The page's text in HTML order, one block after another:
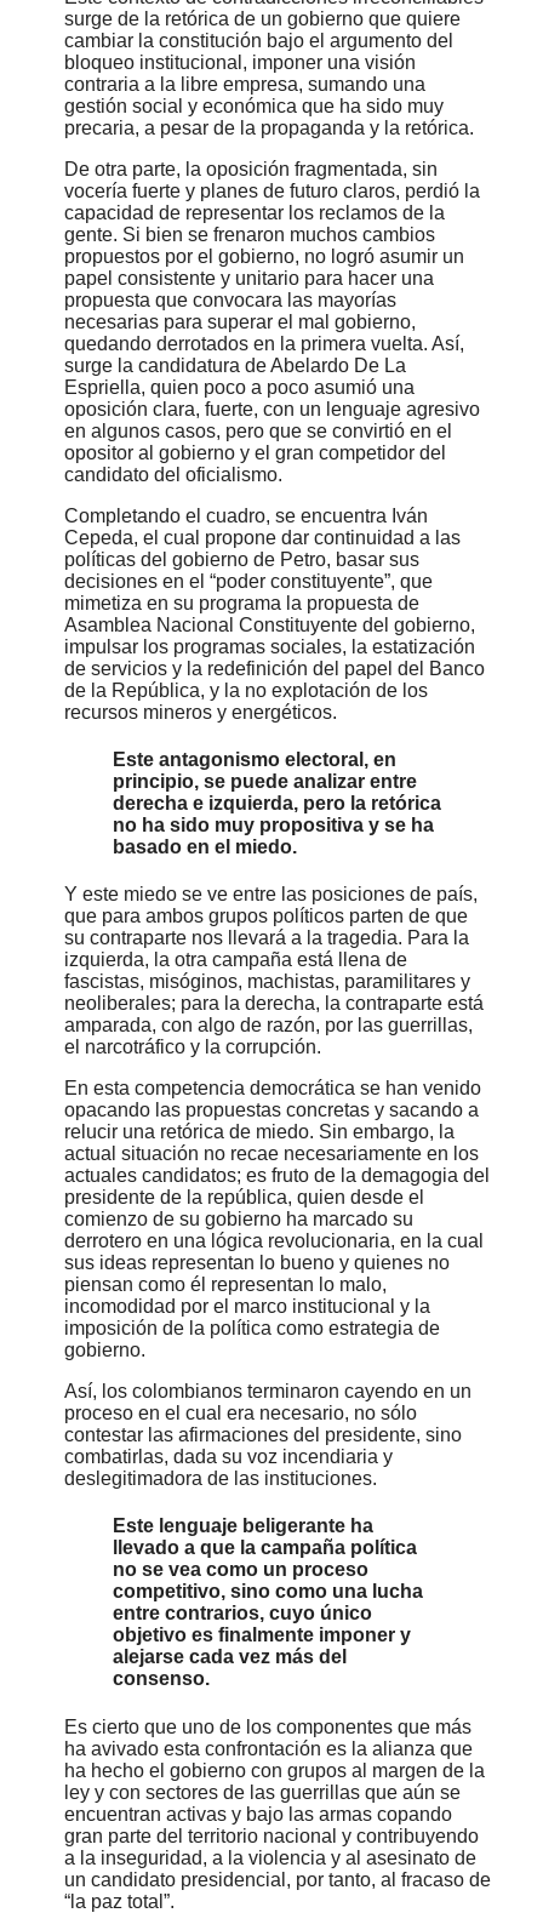
surge de la retórica de un gobierno que quiere
cambiar la constitución bajo el argumento del
bloqueo institucional, imponer una visión
contraria a la libre empresa, sumando una
gestión social y económica que ha sido muy
precaria, a pesar de la propaganda y la retórica.
De otra parte, la oposición fragmentada, sin
vocería fuerte y planes de futuro claros, perdió la
capacidad de representar los reclamos de la
gente. Si bien se frenaron muchos cambios
propuestos por el gobierno, no logró asumir un
papel consistente y unitario para hacer una
propuesta que convocara las mayorías
necesarias para superar el mal gobierno,
quedando derrotados en la primera vuelta. Así,
surge la candidatura de Abelardo De La
Espriella, quien poco a poco asumió una
oposición clara, fuerte, con un lenguaje agresivo
en algunos casos, pero que se convirtió en el
opositor al gobierno y el gran competidor del
candidato del oficialismo.
Completando el cuadro, se encuentra Iván
Cepeda, el cual propone dar continuidad a las
políticas del gobierno de Petro, basar sus
decisiones en el “poder constituyente”, que
mimetiza en su programa la propuesta de
Asamblea Nacional Constituyente del gobierno,
impulsar los programas sociales, la estatización
de servicios y la redefinición del papel del Banco
de la República, y la no explotación de los
recursos mineros y energéticos.
Este antagonismo electoral, en
principio, se puede analizar entre
derecha e izquierda, pero la retórica
no ha sido muy propositiva y se ha
basado en el miedo.
Y este miedo se ve entre las posiciones de país,
que para ambos grupos políticos parten de que
su contraparte nos llevará a la tragedia. Para la
izquierda, la otra campaña está llena de
fascistas, misóginos, machistas, paramilitares y
neoliberales; para la derecha, la contraparte está
amparada, con algo de razón, por las guerrillas,
el narcotráfico y la corrupción.
En esta competencia democrática se han venido
opacando las propuestas concretas y sacando a
relucir una retórica de miedo. Sin embargo, la
actual situación no recae necesariamente en los
actuales candidatos; es fruto de la demagogia del
presidente de la república, quien desde el
comienzo de su gobierno ha marcado su
derrotero en una lógica revolucionaria, en la cual
sus ideas representan lo bueno y quienes no
piensan como él representan lo malo,
incomodidad por el marco institucional y la
imposición de la política como estrategia de
gobierno.
Así, los colombianos terminaron cayendo en un
proceso en el cual era necesario, no sólo
contestar las afirmaciones del presidente, sino
combatirlas, dada su voz incendiaria y
deslegitimadora de las instituciones.
Este lenguaje beligerante ha
llevado a que la campaña política
no se vea como un proceso
competitivo, sino como una lucha
entre contrarios, cuyo único
objetivo es finalmente imponer y
alejarse cada vez más del
consenso.
Es cierto que uno de los componentes que más
ha avivado esta confrontación es la alianza que
ha hecho el gobierno con grupos al margen de la
ley y con sectores de las guerrillas que aún se
encuentran activas y bajo las armas copando
gran parte del territorio nacional y contribuyendo
a la inseguridad, a la violencia y al asesinato de
un candidato presidencial, por tanto, al fracaso de
“la paz total”.